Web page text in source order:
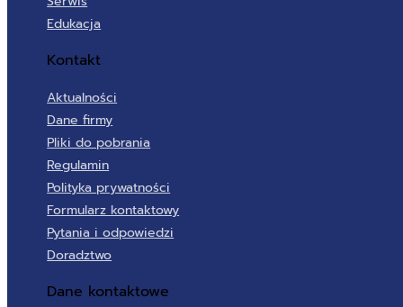
Edukacja
Kontakt
Aktualności
Dane firmy
Pliki do pobrania
Regulamin
Polityka prywatności
Formularz kontaktowy
Pytania i odpowiedzi
Doradztwo
Dane kontaktowe